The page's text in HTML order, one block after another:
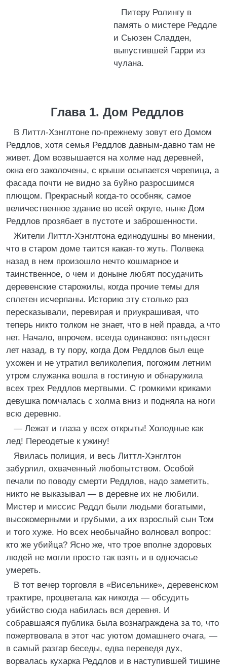
Питеру Ролингу в
память о мистере Реддле
и Сьюзен Сладден,
выпустившей Гарри из
чулана.
Глава 1. Дом Реддлов
В Литтл-Хэнглтоне по-прежнему зовут его Домом
Реддлов, хотя семья Реддлов давным-давно там не
живет. Дом возвышается на холме над деревней,
окна его заколочены, с крыши осыпается черепица, а
фасада почти не видно за буйно разросшимся
плющом. Прекрасный когда-то особняк, самое
величественное здание во всей округе, ныне Дом
Реддлов прозябает в пустоте и заброшенности.
Жители Литтл-Хэнглтона единодушны во мнении,
что в старом доме таится какая-то жуть. Полвека
назад в нем произошло нечто кошмарное и
таинственное, о чем и доныне любят посудачить
деревенские старожилы, когда прочие темы для
сплетен исчерпаны. Историю эту столько раз
пересказывали, перевирая и приукрашивая, что
теперь никто толком не знает, что в ней правда, а что
нет. Начало, впрочем, всегда одинаково: пятьдесят
лет назад, в ту пору, когда Дом Реддлов был еще
ухожен и не утратил великолепия, погожим летним
утром служанка вошла в гостиную и обнаружила
всех трех Реддлов мертвыми. С громкими криками
девушка помчалась с холма вниз и подняла на ноги
всю деревню.
— Лежат и глаза у всех открыты! Холодные как
лед! Переодетые к ужину!
Явилась полиция, и весь Литтл-Хэнглтон
забурлил, охваченный любопытством. Особой
печали по поводу смерти Реддлов, надо заметить,
никто не выказывал — в деревне их не любили.
Мистер и миссис Реддл были людьми богатыми,
высокомерными и грубыми, а их взрослый сын Том
и того хуже. Но всех необычайно волновал вопрос:
кто же убийца? Ясно же, что трое вполне здоровых
людей не могли просто так взять и в одночасье
умереть.
В тот вечер торговля в «Висельнике», деревенском
трактире, процветала как никогда — обсудить
убийство сюда набилась вся деревня. И
собравшаяся публика была вознаграждена за то, что
пожертвовала в этот час уютом домашнего очага, —
в самый разгар беседы, едва переведя дух,
ворвалась кухарка Реддлов и в наступившей тишине